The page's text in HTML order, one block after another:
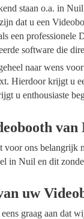
staan o.a. in
dat u een
een
software die
naar wens
Hierdoor krijgt u
u enthousiaste
van
voor ons belangrijk
in Nuil en dit
uw
graag aan dat